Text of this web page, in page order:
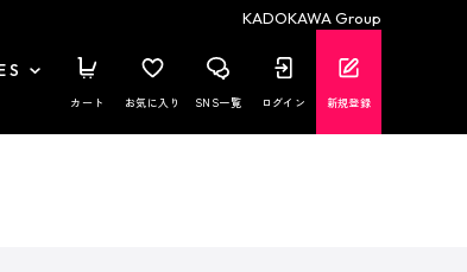
KADOKAWA Group
カート お気に入り SNS一覧 ログイン 新規登録